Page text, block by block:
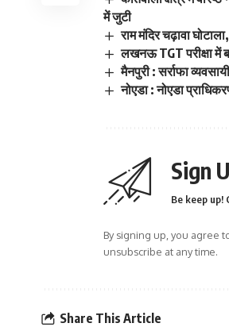
में जुटी
राम मंदिर चढ़ावा
लखनऊ TGT परीक्षा में
मैनपुरी : सर्राफा
नोएडा : नोएडा
Sign
Be keep up!
By signing up, you agree
unsubscribe at any time.
Share This Article